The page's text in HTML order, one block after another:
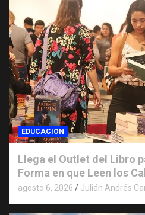
EDUCACION
Llega el Outlet del Libro
Forma en que Leen los
agosto 6, 2026 Julián Andrés